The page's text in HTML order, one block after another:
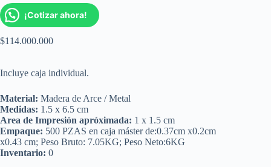
¡Cotizar ahora!
$114.000.000
Incluye caja individual.
Material: Madera de Arce / Metal
Medidas: 1.5 x 6.5 cm
Area de Impresión apróximada: 1 x 1.5 cm
Empaque: 500 PZAS en caja máster de:0.37cm x0.2cm
x0.43 cm; Peso Bruto: 7.05KG; Peso Neto:6KG
Inventario: 0